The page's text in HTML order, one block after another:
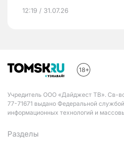
12:19 / 31.07.26
Учредитель ООО «Дайджест ТВ». Св-
77-71671 выдано Федеральной
информационных технологий и
Разделы